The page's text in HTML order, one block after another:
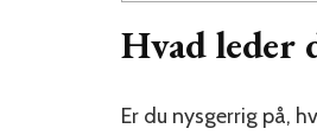
Hvad leder
Er du nysgerrig på,